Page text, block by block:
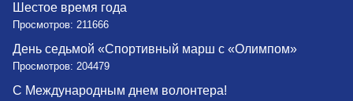
Шестое время года
Просмотров: 211666
День седьмой «Спортивный марш с «Олимпом»
Просмотров: 204479
С Международным днем волонтера!